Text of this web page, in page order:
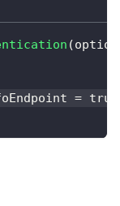
(
= true